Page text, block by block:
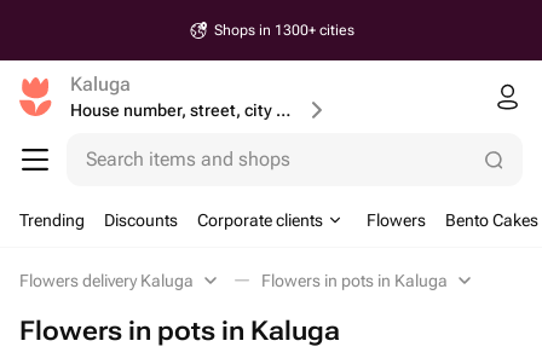
Shops in 1300+ cities
Kaluga
House number, street, city or postcode
Search items and shops
Trending Discounts Corporate clients Flowers Bento Cakes
Flowers delivery Kaluga Flowers in pots in Kaluga
Flowers in pots in Kaluga